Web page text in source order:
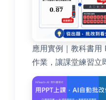
應用實例｜教科書用
作業，讓課堂練習立